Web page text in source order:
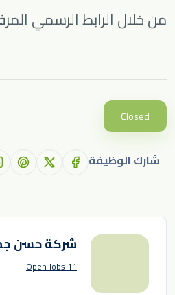
من خلال الرابط الرسمي
Closed
شارك الوظيفة
شركة حسن
11 Open Jobs